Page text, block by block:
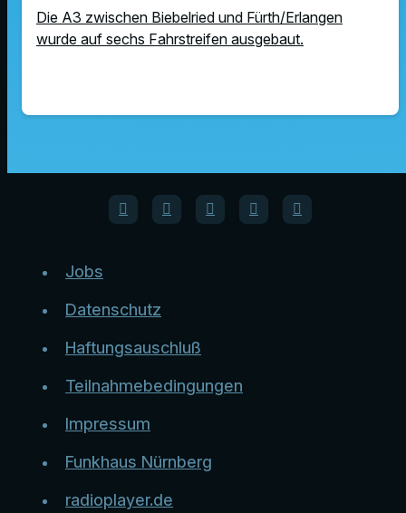
Die A3 zwischen Biebelried und Fürth/Erlangen
wurde auf sechs Fahrstreifen ausgebaut.
Jobs
Datenschutz
Haftungsauschluß
Teilnahmebedingungen
Impressum
Funkhaus Nürnberg
radioplayer.de